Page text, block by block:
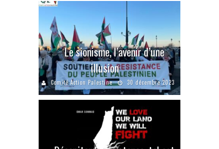
Le sionisme, l’avenir d’une
illusion
Comité Action Palestine 30 décembre 2023